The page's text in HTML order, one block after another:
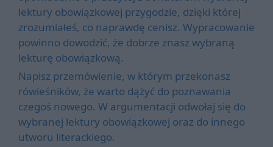
lektury obowiązkowej przygodzie, dzięki której
zrozumiałeś, co naprawdę cenisz. Wypracowanie
powinno dowodzić, że dobrze znasz wybraną
lekturę obowiązkową.
Napisz przemówienie, w którym przekonasz
rówieśników, że warto dążyć do poznawania
czegoś nowego. W argumentacji odwołaj się do
wybranej lektury obowiązkowej oraz do innego
utworu literackiego.